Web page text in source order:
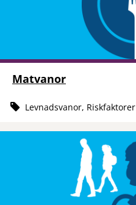
Matvanor
Levnadsvanor, Riskfaktorer